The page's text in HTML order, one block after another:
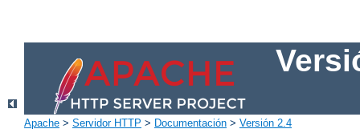
Apache > Servidor HTTP > Documentación > Versión 2.4